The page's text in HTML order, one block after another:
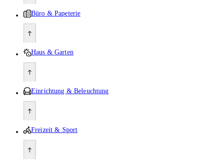
Büro & Papeterie
Haus & Garten
Einrichtung & Beleuchtung
Freizeit & Sport